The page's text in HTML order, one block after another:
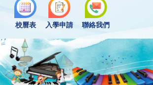
校曆表 入學申請 聯絡我們